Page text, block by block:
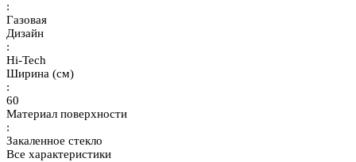
:
Газовая
Дизайн
:
Hi-Tech
Ширина (см)
:
60
Материал поверхности
:
Закаленное стекло
Все характеристики